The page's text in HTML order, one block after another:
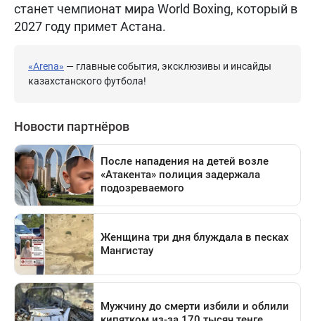
станет чемпионат мира World Boxing, который в
2027 году примет Астана.
«Arena» — главные события, эксклюзивы и инсайды
казахстанского футбола!